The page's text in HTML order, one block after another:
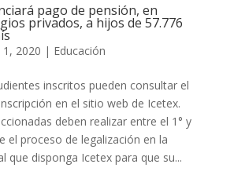
pago de pensión, en
privados, a hijos de 57.776
1, 2020 | Educación
inscritos pueden consultar el
en el sitio web de Icetex.
deben realizar entre el 1° y
el proceso de legalización en la
que disponga Icetex para que su...